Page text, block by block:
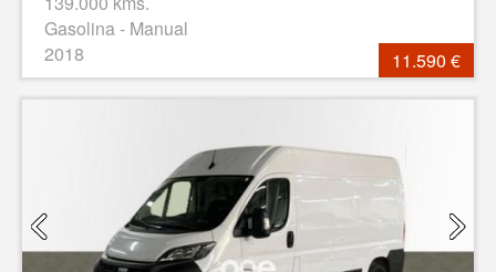
Gasolina - Manual
2018
11.590 €